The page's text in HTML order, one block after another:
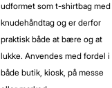
udformet som t-shirtbag med
knudehåndtag og er derfor
praktisk både at bære og at
lukke. Anvendes med fordel i
både butik, kiosk, på messe